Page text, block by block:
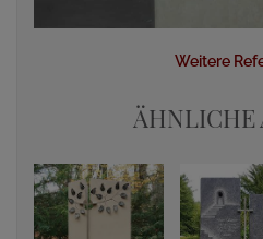
Weitere
ÄHNLICHE